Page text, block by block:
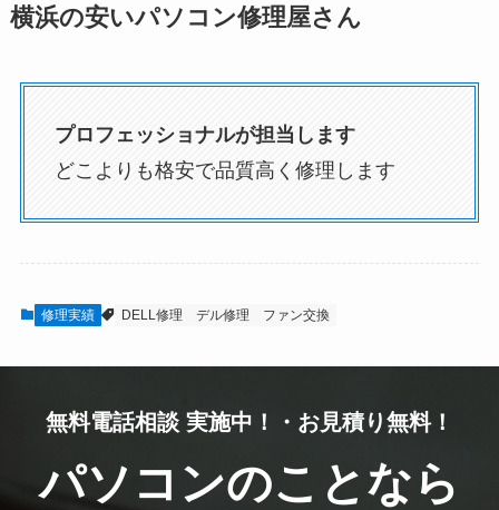
横浜の安いパソコン修理屋さん
プロフェッショナルが担当します
どこよりも格安で品質高く修理します
修理実績 DELL修理 デル修理 ファン交換
無料電話相談 実施中！・お見積り無料！
パソコンのことなら